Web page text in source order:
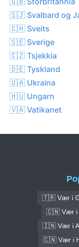
🇸🇯 Svalbard og
🇨🇭 Sveits
🇸🇪 Sverige
🇨🇿 Tsjekkia
🇩🇪 Tyskland
🇺🇦 Ukraina
🇭🇺 Ungarn
🇻🇦 Vatikanet
🇹🇷 Vær i
🇨🇳 Vær i
🇮🇳 Vær i
🇨🇳 Vær i